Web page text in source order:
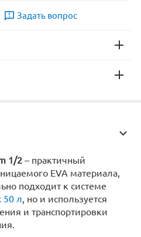
Задать вопрос
1/2 – практичный
EVA материала,
подходит к системе
50 л , но и используется
и транспортировки